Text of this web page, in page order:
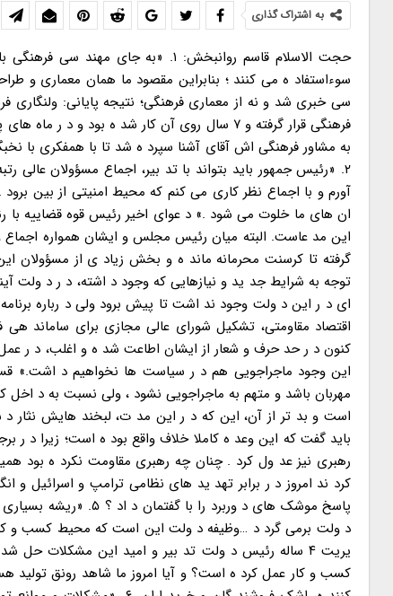
به اشتراک گذاری
حجت الاسلام قاسم روانبخش: ۱. «به
سی خبری شد و نه از معماری فرهنگی؛ نتیجه پایانی: ولنگاری
فرهنگی قرار گرفته و ۷ سال روی آن کار شد ه
۲. «رئیس جمهور باید بتواند با تد بیر، اجماع مسؤولان
آورم و با اجماع نظر کاری می کنم که محیط امنیتی از بین
ان های ما خلوت می شود .» د عوای اخیر رئیس قوه قضاییه با
این مد عاست. البته میان رئیس مجلس و ایشان همواره اجماع
توجه به شرایط جد ید و نیازهایی که وجود د اشته، د ر د ولت
ای د ر این د ولت وجود ند اشت تا پیش برود ولی د رباره
اقتصاد مقاومتی، تشکیل شورای عالی مجازی برای
این وجود ماجراجویی هم د ر سیاست ها نخواهیم د اشت.»
مهربان باشد و متهم به ماجراجویی نشود ، ولی نسبت به د
است و بد تر از آن، این که د ر این مد ت، لبخند هایش
باید گفت که این وعد ه کاملا خلاف واقع بود ه است؛ زیرا د
کرد ند امروز د ر برابر تهد ید های نظامی ترامپ و اسرائیل
پاسخ موشک های د
د ولت برمی گرد د …وظیفه د ولت این است که محیط کسب و
یریت ۴ ساله رئیس د ولت تد بیر و امید این مشکلات
کسب و کار عمل کرد ه است؟ و آیا امروز ما شاهد رونق تولید